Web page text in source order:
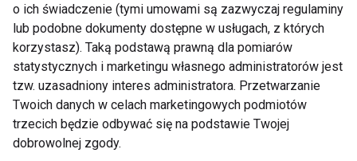
Dieta
o ich świadczenie (tymi umowami są zazwyczaj regulaminy
lub podobne dokumenty dostępne w usługach, z których
korzystasz). Taką podstawą prawną dla pomiarów
statystycznych i marketingu własnego administratorów jest
tzw. uzasadniony interes administratora. Przetwarzanie
Twoich danych w celach marketingowych podmiotów
trzecich będzie odbywać się na podstawie Twojej
dobrowolnej zgody.